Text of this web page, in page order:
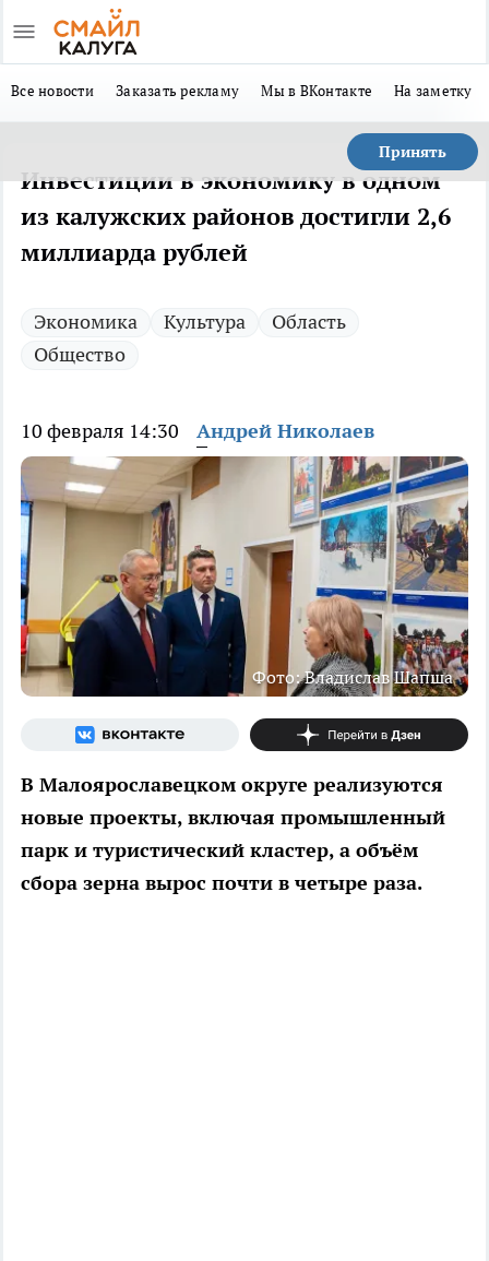
Все новости Заказать рекламу Мы в ВКонтакте На заметку
Принять
Инвестиции в экономику в одном
из калужских районов достигли 2,6
миллиарда рублей
Экономика Культура
Область
Общество
10 февраля 14:30 Андрей Николаев
Фото: Владислав Шапша
В Малоярославецком округе реализуются
новые проекты, включая промышленный
парк и туристический кластер, а объём
сбора зерна вырос почти в четыре раза.